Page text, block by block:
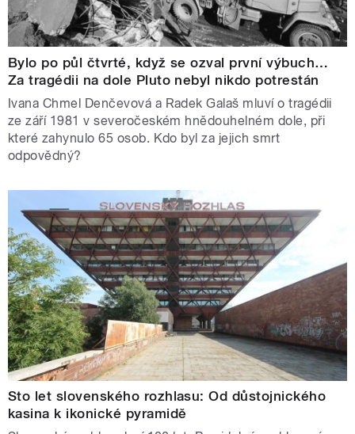
Bylo po půl čtvrté, když se ozval první výbuch…
Za tragédii na dole Pluto nebyl nikdo potrestán
Ivana Chmel Denčevová a Radek Galaš mluví o tragédii
ze září 1981 v severočeském hnědouhelném dole, při
které zahynulo 65 osob. Kdo byl za jejich smrt
odpovědný?
Sto let slovenského rozhlasu: Od důstojnického
kasina k ikonické pyramidě